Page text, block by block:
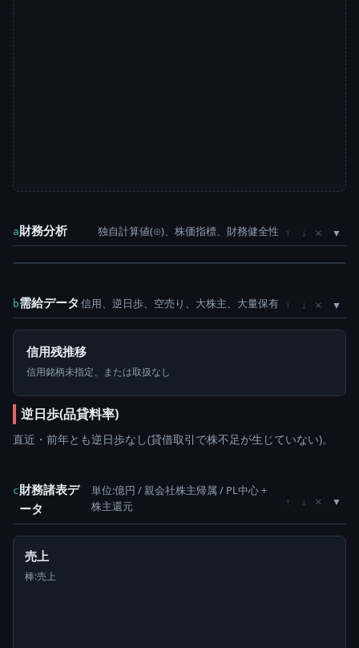
a財務分析 独自計算値(⊙)、株価指標、財務健全性 ↑ ↓ ×
b需給データ 信用、逆日歩、空売り、大株主、大量保有 ↑ ↓ ×
信用残推移
信用銘柄未指定、または取扱なし
逆日歩(品貸料率)
直近・前年とも逆日歩なし(貸借取引で株不足が生じていない)。
c財務諸表デ
ータ
単位:億円 / 親会社株主帰属 / PL中心 +
株主還元
↑ ↓ ×
売上
棒:売上